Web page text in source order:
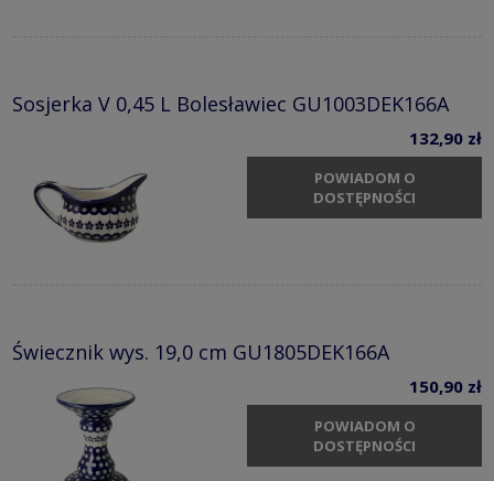
Sosjerka V 0,45 L Bolesławiec GU1003DEK166A
132,90 zł
POWIADOM O
DOSTĘPNOŚCI
Świecznik wys. 19,0 cm GU1805DEK166A
150,90 zł
POWIADOM O
DOSTĘPNOŚCI